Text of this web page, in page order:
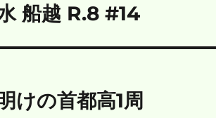
船越 R.8 #14
けの首都高1周